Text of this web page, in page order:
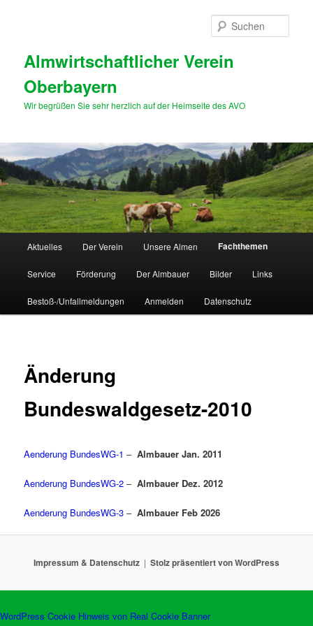
Almwirtschaftlicher Verein
Oberbayern
Wir begrüßen Sie sehr herzlich auf der Heimseite des AVO
Aktuelles Der Verein Unsere Almen Fachthemen
Service Förderung Der Almbauer Bilder Links
Bestoß-/Unfallmeldungen Anmelden Datenschutz
Änderung
Bundeswaldgesetz-2010
Aenderung BundesWG-1 –Almbauer Jan. 2011
Aenderung BundesWG-2 –Almbauer Dez. 2012
Aenderung BundesWG-3 –Almbauer Feb 2026
Impressum & Datenschutz Stolz präsentiert von WordPress
WordPress Cookie Hinweis von Real Cookie Banner